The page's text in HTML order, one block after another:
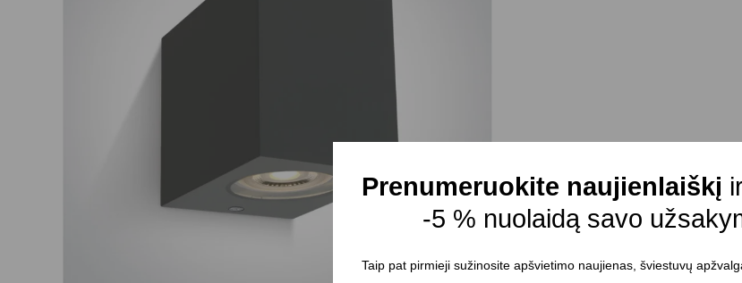
Prenumeruokite naujienlaiškį
-5 % nuolaidą savo
Taip pat pirmieji sužinosite apšvietimo naujienas, šviestuvų